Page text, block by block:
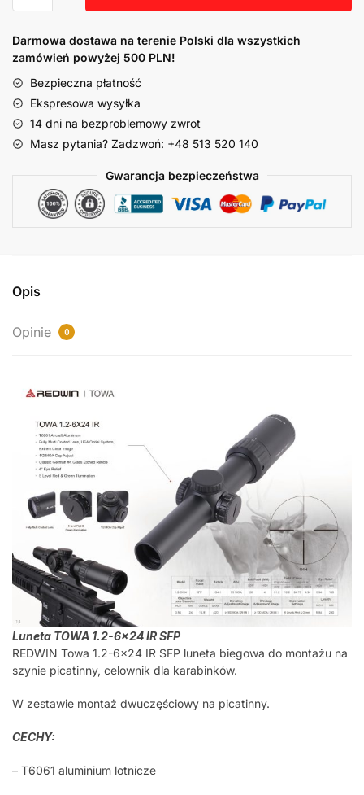
Darmowa dostawa na terenie Polski dla wszystkich
zamówień powyżej 500 PLN!
Bezpieczna płatność
Ekspresowa wysyłka
14 dni na bezproblemowy zwrot
Masz pytania? Zadzwoń: +48 513 520 140
Gwarancja bezpieczeństwa
Opis
Opinie 0
Luneta TOWA 1.2-6×24 IR SFP
REDWIN Towa 1.2-6×24 IR SFP luneta biegowa do montażu na
szynie picatinny, celownik dla karabinków.
W zestawie montaż dwuczęściowy na picatinny.
CECHY:
– T6061 aluminium lotnicze